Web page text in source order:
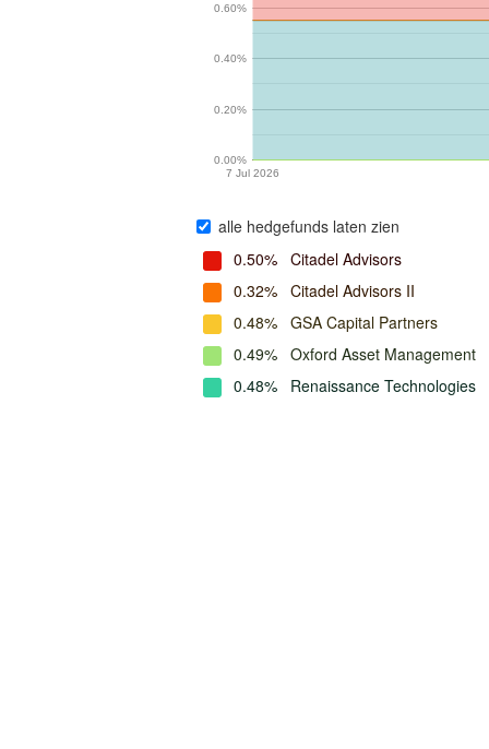
7 Jul 2026
0.00%
0.20%
0.40%
0.60%
alle hedgefunds laten zien
0.50% Citadel Advisors
0.32% Citadel Advisors II
0.48% GSA Capital Partners
0.49% Oxford Asset Management
0.48%
Renaissance Technologies